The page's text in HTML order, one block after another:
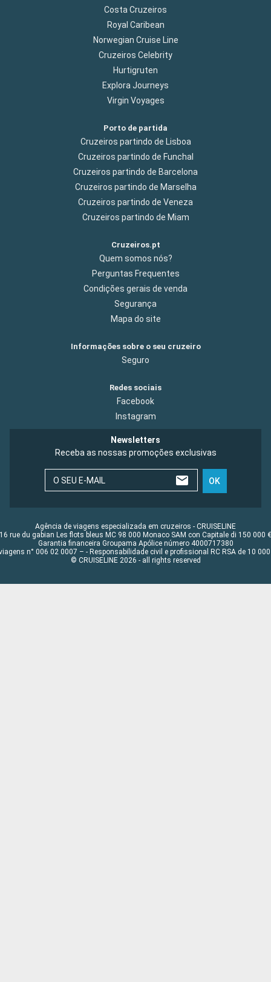
Costa Cruzeiros
Royal Caribean
Norwegian Cruise Line
Cruzeiros Celebrity
Hurtigruten
Explora Journeys
Virgin Voyages
Porto de partida
Cruzeiros partindo de Lisboa
Cruzeiros partindo de Funchal
Cruzeiros partindo de Barcelona
Cruzeiros partindo de Marselha
Cruzeiros partindo de Veneza
Cruzeiros partindo de Miam
Cruzeiros.pt
Quem somos nós?
Perguntas Frequentes
Condições gerais de venda
Segurança
Mapa do site
Informações sobre o seu cruzeiro
Seguro
Redes sociais
Facebook
Instagram
Newsletters
Receba as nossas promoções exclusivas
O SEU E-MAIL OK
Agência de viagens especializada em cruzeiros - CRUISELINE
16 rue du gabian Les flots bleus MC 98 000 Monaco SAM con Capitale di 150 000 €
Garantia financeira Groupama Apólice número 4000717380
n° 006 02 0007 – - Responsabilidade civil e profissional RC RSA de 10 000
© CRUISELINE 2026 - all rights reserved